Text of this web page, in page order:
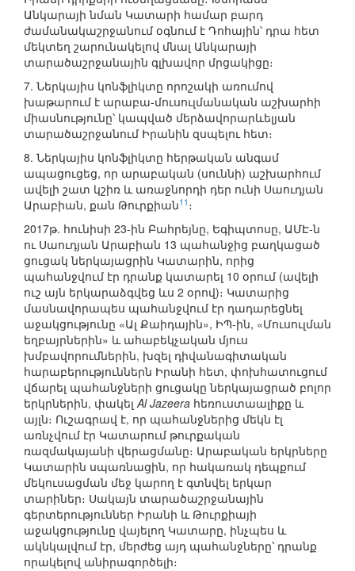
Անկարայի նման Կատարի համար բարդ
ժամանակաշրջանում օգնում է Դոհային՝ դրա հետ
մեկտեղ շարունակելով մնալ Անկարայի
տարածաշրջանային գլխավոր մրցակիցը։
7. Ներկայիս կոնֆլիկտը որոշակի առումով
խաթարում է արաբա-մուսուլմանական աշխարհի
միասնությունը՝ կապված մերձավորարևելյան
տարածաշրջանում Իրանին զսպելու հետ։
8. Ներկայիս կոնֆլիկտը հերթական անգամ
ապացուցեց, որ արաբական (սուննի) աշխարհում
ավելի շատ կշիռ և առաջնորդի դեր ունի Սաուդյան
Արաբիան, քան Թուրքիան11 ։
2017թ. հունիսի 23-ին Բահրեյնը, Եգիպտոսը, ԱՄԷ-ն
ու Սաուդյան Արաբիան 13 պահանջից բաղկացած
ցուցակ ներկայացրին Կատարին, որից
պահանջվում էր դրանք կատարել 10 օրում (ավելի
ուշ այն երկարաձգվեց ևս 2 օրով)։ Կատարից
մասնավորապես պահանջվում էր դադարեցնել
աջակցությունը «Ալ Քաիդային», ԻՊ-ին, «Մուսուլման
եղբայրներին» և ահաբեկչական մյուս
խմբավորումներին, խզել դիվանագիտական
հարաբերություններն Իրանի հետ, փոխհատուցում
վճարել պահանջների ցուցակը ներկայացրած բոլոր
երկրներին, փակելAl Jazeera հեռուստաալիքը և
այլն։ Ուշագրավ է, որ պահանջներից մեկն էլ
առնչվում էր Կատարում թուրքական
ռազմակայանի վերացմանը։ Արաբական երկրները
Կատարին սպառնացին, որ հակառակ դեպքում
մեկուսացման մեջ կարող է գտնվել երկար
տարիներ։ Սակայն տարածաշրջանային
գերտերություններ Իրանի և Թուրքիայի
աջակցությունը վայելող Կատարը, ինչպես և
ակնկալվում էր, մերժեց այդ պահանջները՝ դրանք
որակելով անիրագործելի։